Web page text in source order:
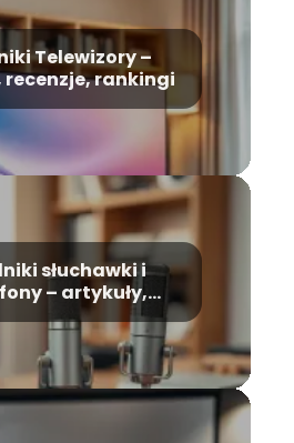
Telewizory –
recenzje, rankingi
słuchawki i
– artykuły,
rankingi